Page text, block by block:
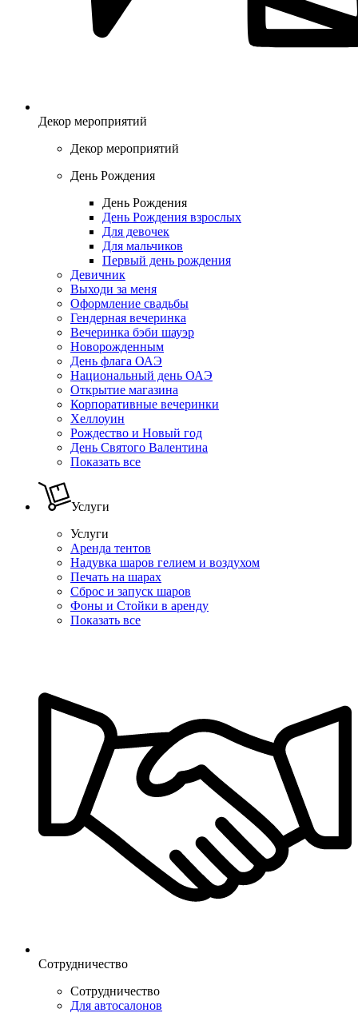
Декор мероприятий
Декор мероприятий
День Рождения
День Рождения
День Рождения взрослых
Для девочек
Для мальчиков
Первый день рождения
Девичник
Выходи за меня
Оформление свадьбы
Гендерная вечеринка
Вечеринка бэби шауэр
Новорожденным
День флага ОАЭ
Национальный день ОАЭ
Открытие магазина
Корпоративные вечеринки
Хеллоуин
Рождество и Новый год
День Святого Валентина
Показать все
Услуги
Услуги
Аренда тентов
Надувка шаров гелием и воздухом
Печать на шарах
Сброс и запуск шаров
Фоны и Стойки в аренду
Показать все
Сотрудничество
Сотрудничество
Для автосалонов